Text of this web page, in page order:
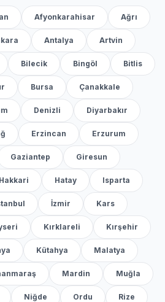
Afyonkarahisar Ağrı
Antalya Artvin
Bilecik Bingöl Bitlis
Bursa Çanakkale
Denizli Diyarbakır
Erzincan Erzurum
Gaziantep Giresun
Hakkari Hatay Isparta
İzmir Kars
Kırklareli Kırşehir
Kütahya Malatya
Mardin Muğla
Niğde Ordu Rize